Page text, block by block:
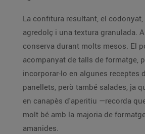
La confitura resultant, el
agredolç i una textura granulada.
conserva durant molts mesos. El
acompanyat de talls de formatge,
incorporar-lo en algunes receptes
panellets, però també salades, ja
en canapès d'aperitiu —recorda
molt bé amb la majoria de
amanides.